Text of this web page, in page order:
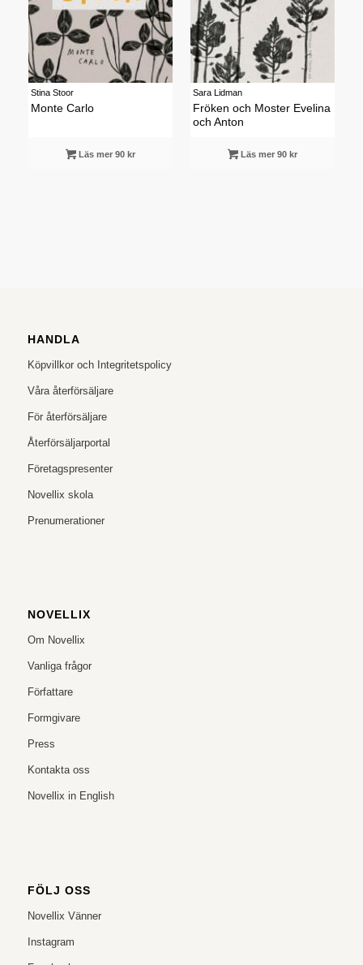
Stina Stoor
Monte Carlo
Läs mer 90 kr
Sara Lidman
Fröken och Moster Evelina
och Anton
Läs mer 90 kr
HANDLA
Köpvillkor och Integritetspolicy
Våra återförsäljare
För återförsäljare
Återförsäljarportal
Företagspresenter
Novellix skola
Prenumerationer
NOVELLIX
Om Novellix
Vanliga frågor
Författare
Formgivare
Press
Kontakta oss
Novellix in English
FÖLJ OSS
Novellix Vänner
Instagram